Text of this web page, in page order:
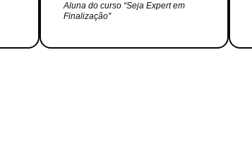
Aluna do curso “Seja Expert em
Finalização”